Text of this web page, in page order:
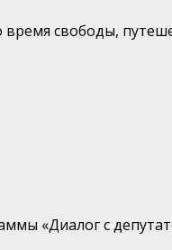
свободы,
«Диалог с